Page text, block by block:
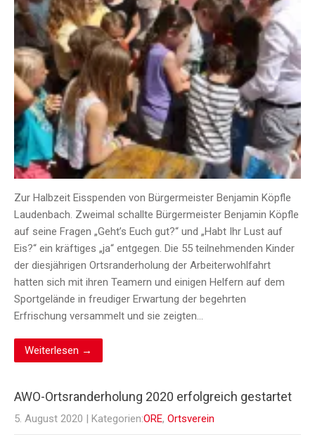
Zur Halbzeit Eisspenden von Bürgermeister Benjamin Köpfle
Laudenbach. Zweimal schallte Bürgermeister Benjamin Köpfle
auf seine Fragen „Geht’s Euch gut?“ und „Habt Ihr Lust auf
Eis?“ ein kräftiges „ja“ entgegen. Die 55 teilnehmenden Kinder
der diesjährigen Ortsranderholung der Arbeiterwohlfahrt
hatten sich mit ihren Teamern und einigen Helfern auf dem
Sportgelände in freudiger Erwartung der begehrten
Erfrischung versammelt und sie zeigten…
Weiterlesen →
AWO-Ortsranderholung 2020 erfolgreich gestartet
5. August 2020 | Kategorien:ORE, Ortsverein